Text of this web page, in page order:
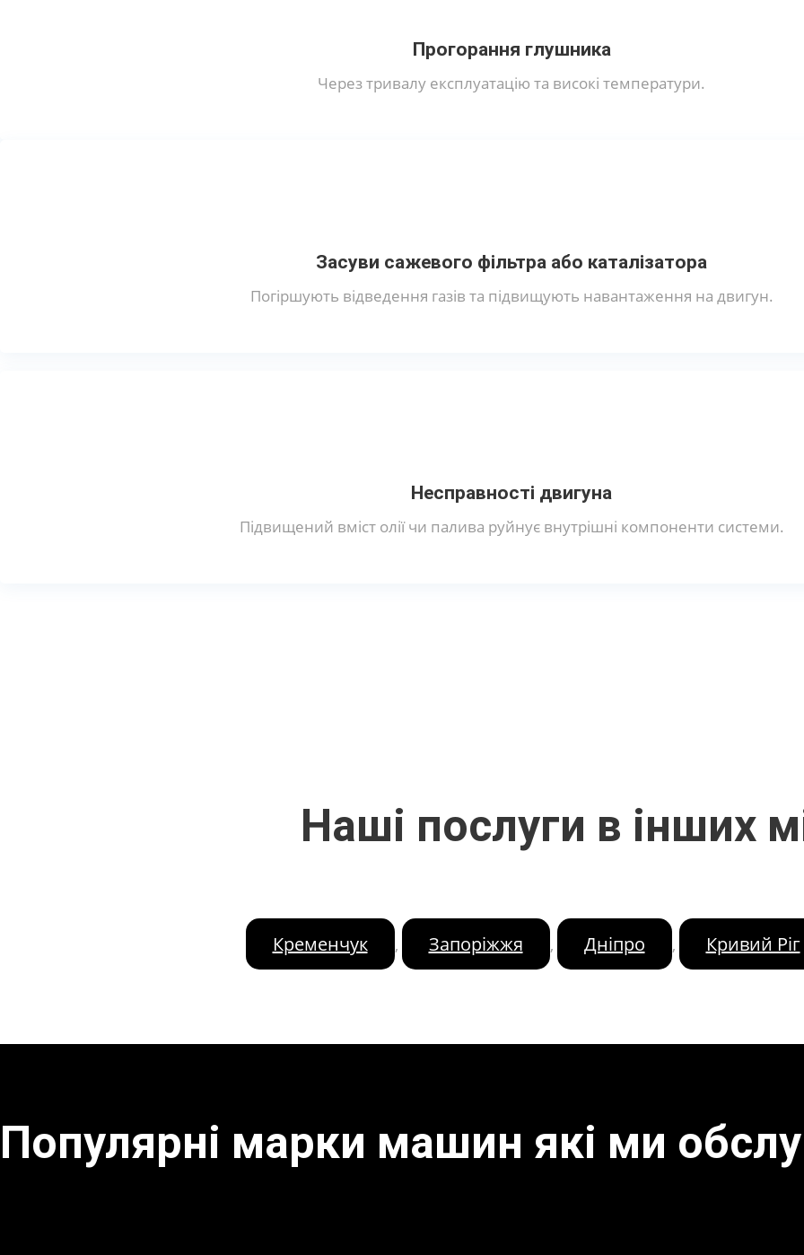
Прогорання глушника
Через тривалу експлуатацію та високі температури.
Засуви сажевого фільтра або каталізатора
Погіршують відведення газів та підвищують навантаження на двигун.
Несправності двигуна
Підвищений вміст олії чи палива руйнує внутрішні компоненти системи.
Наші послуги в інших
Кременчук , Запоріжжя , Дніпро , Кривий Ріг
Популярні марки машин які ми